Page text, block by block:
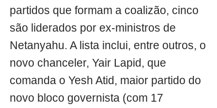
partidos que formam a coalizão, cinco
são liderados por ex-ministros de
Netanyahu. A lista inclui, entre outros, o
novo chanceler, Yair Lapid, que
comanda o Yesh Atid, maior partido do
novo bloco governista (com 17